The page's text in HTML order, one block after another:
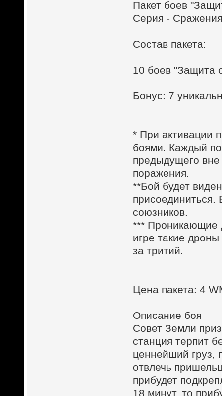
Пакет боев
Серия -
Состав пакета:
10 боев "Защита
Бонус: 7
* При активации
боями. Каждый
предыдущего вне
поражения.
**Бой будет
присоединиться.
союзников.
*** Проникающие
игре такие
за тритий.
Цена пакета: 4
Описание боя
Совет Земли
станция терпит
ценнейший груз,
отвлечь
прибудет
18 минут, то